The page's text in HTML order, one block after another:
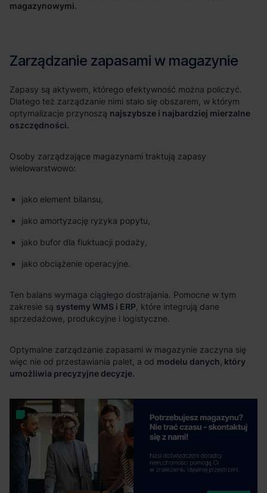
magazynowymi.
najszybsze i najbardziej mierzalne
oszczędności.
jako element bilansu,
jako amortyzację ryzyka popytu,
jako bufor dla fluktuacji podaży,
jako obciążenie operacyjne.
systemy WMS i ERP
modelu danych, który
umożliwia precyzyjne decyzje.